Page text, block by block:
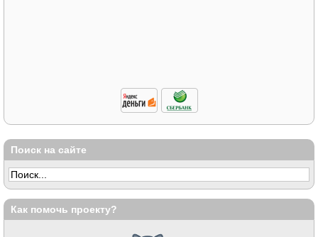
Поиск на сайте
Как помочь проекту?